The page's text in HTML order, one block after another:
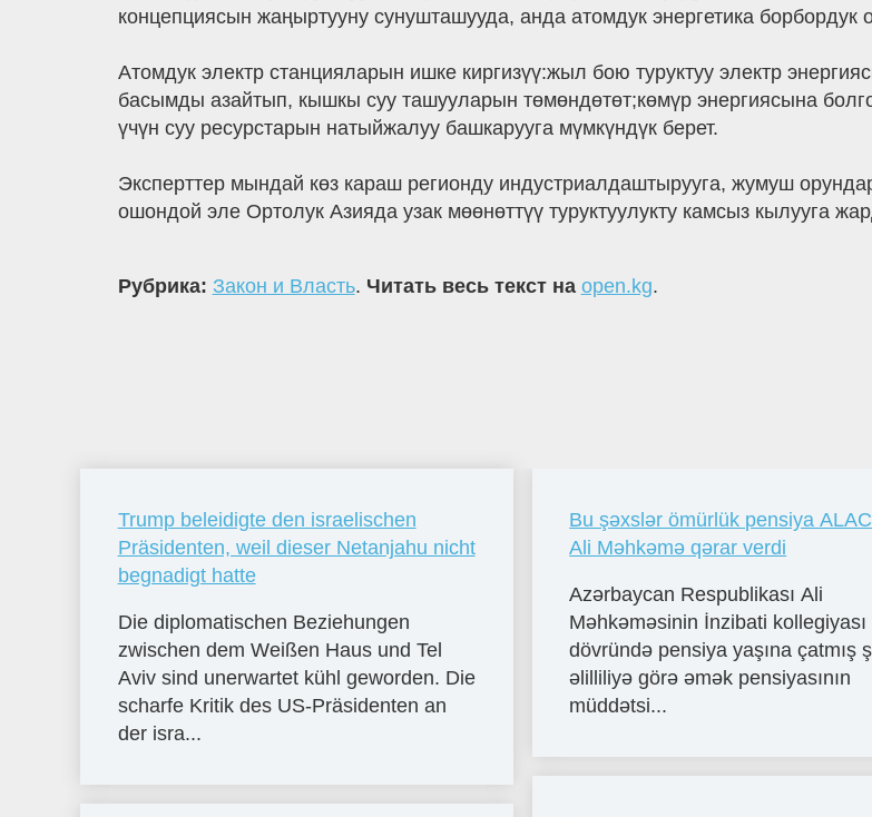
концепциясын жаңыртууну сунушташууда, анда атомдук энергетика борбордук
Атомдук электр станцияларын ишке киргизүү:жыл бою туруктуу электр
басымды азайтып, кышкы суу ташууларын төмөндөтөт;көмүр энергиясына
үчүн суу ресурстарын натыйжалуу башкарууга мүмкүндүк берет.
Эксперттер мындай көз караш регионду индустриалдаштырууга, жумуш
ошондой эле Ортолук Азияда узак мөөнөттүү туруктуулукту камсыз кылууга
Рубрика: Закон и Власть. Читать весь текст на open.kg.
Trump beleidigte den israelischen
Präsidenten, weil dieser Netanjahu nicht
begnadigt hatte
Die diplomatischen Beziehungen
zwischen dem Weißen Haus und Tel
Aviv sind unerwartet kühl geworden. Die
scharfe Kritik des US-Präsidenten an
der isra...
Bu şəxslər ömürlük pensiya
Ali Məhkəmə qərar verdi
Azərbaycan Respublikası Ali
Məhkəməsinin İnzibati kollegiyası
dövründə pensiya yaşına çatmış
əlilliliyə görə əmək pensiyasının
müddətsi...